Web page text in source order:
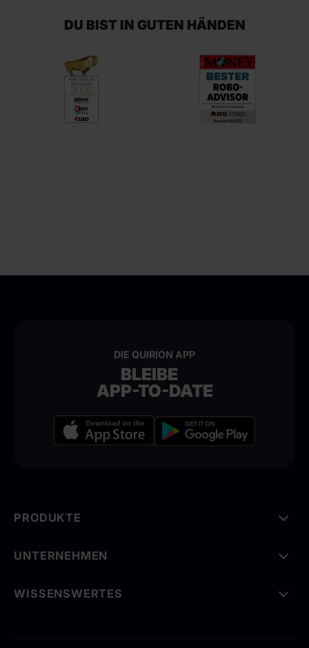
DU BIST IN GUTEN HÄNDEN
DIE QUIRION APP
BLEIBE
APP-TO-DATE
PRODUKTE
UNTERNEHMEN
WISSENSWERTES